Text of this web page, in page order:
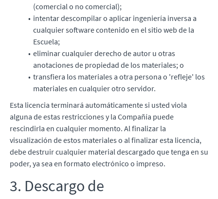
(comercial o no comercial);
intentar descompilar o aplicar ingeniería inversa a
cualquier software contenido en el sitio web de la
Escuela;
eliminar cualquier derecho de autor u otras
anotaciones de propiedad de los materiales; o
transfiera los materiales a otra persona o 'refleje' los
materiales en cualquier otro servidor.
Esta licencia terminará automáticamente si usted viola
alguna de estas restricciones y la Compañía puede
rescindirla en cualquier momento. Al finalizar la
visualización de estos materiales o al finalizar esta licencia,
debe destruir cualquier material descargado que tenga en su
poder, ya sea en formato electrónico o impreso.
3. Descargo de